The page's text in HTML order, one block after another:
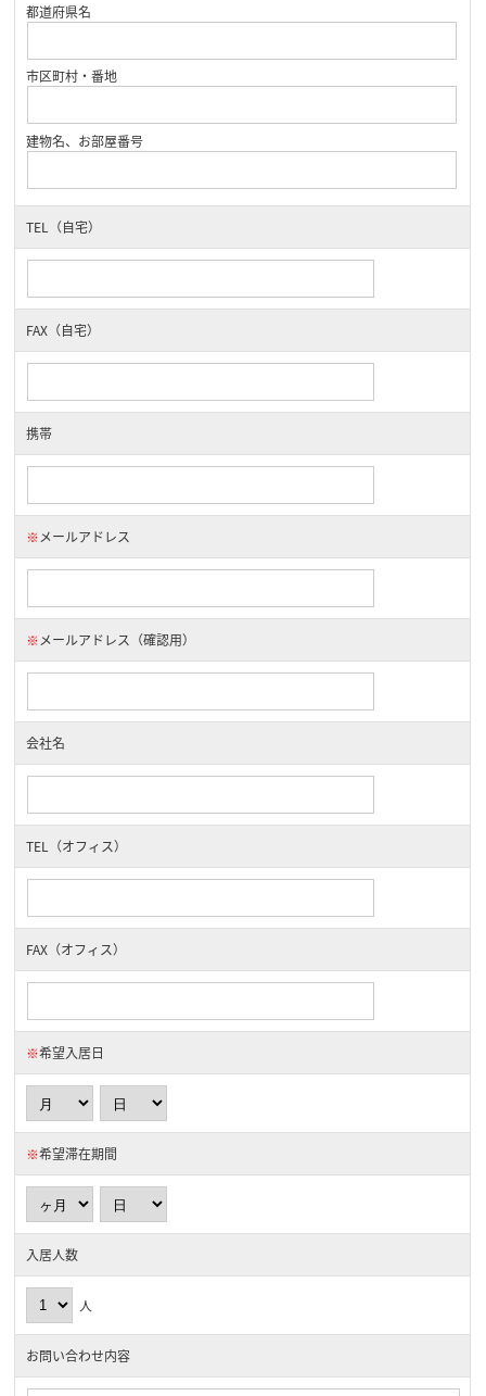
都道府県名
市区町村・番地
建物名、お部屋番号
TEL（自宅）
FAX（自宅）
携帯
※メールアドレス
※メールアドレス（確認用）
会社名
TEL（オフィス）
FAX（オフィス）
※希望入居日
※希望滞在期間
入居人数
人
お問い合わせ内容